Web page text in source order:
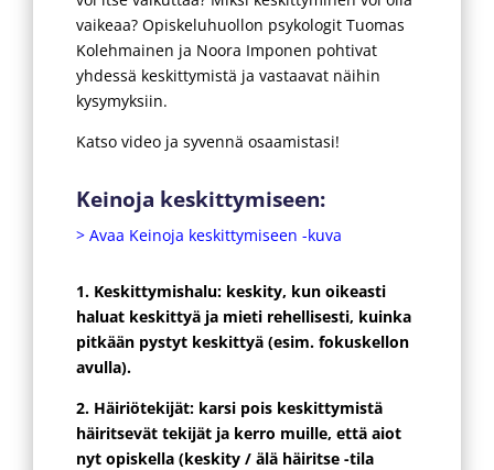
vaikeaa? Opiskeluhuollon psykologit Tuomas
Kolehmainen ja Noora Imponen pohtivat
yhdessä keskittymistä ja vastaavat näihin
kysymyksiin.
Katso video ja syvennä osaamistasi!
Keinoja keskittymiseen:
> Avaa Keinoja keskittymiseen -kuva
1. Keskittymishalu: keskity, kun oikeasti
haluat keskittyä ja mieti rehellisesti, kuinka
pitkään pystyt keskittyä (esim. fokuskellon
avulla).
2. Häiriötekijät: karsi pois keskittymistä
häiritsevät tekijät ja kerro muille, että aiot
nyt opiskella (keskity / älä häiritse -tila